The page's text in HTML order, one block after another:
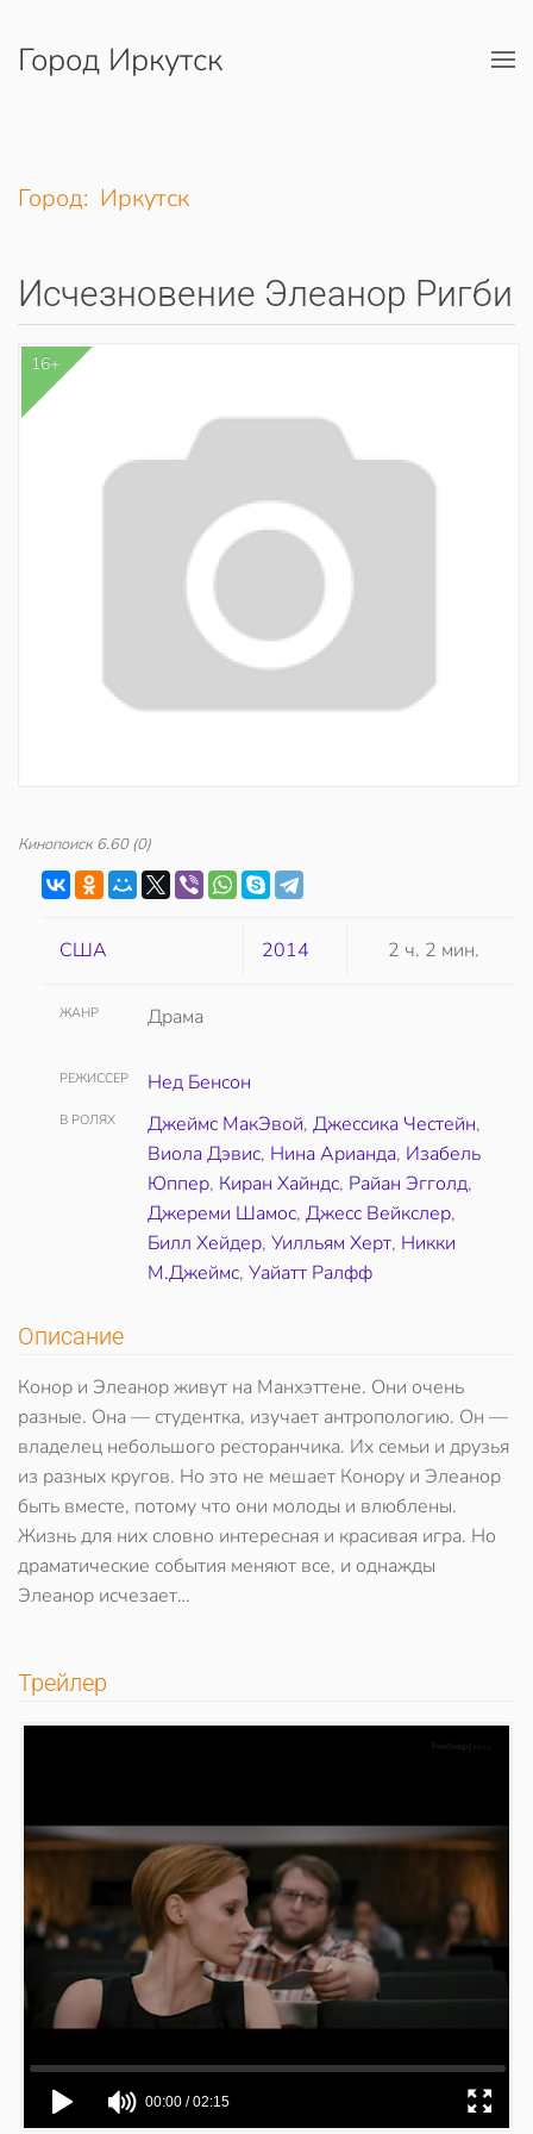
Перейти к содержимому
Город Иркутск
Город: Иркутск
Исчезновение Элеанор Ригби
16+
Кинопоиск 6.60(0)
США 2014 2 ч. 2 мин.
ЖАНР Драма
РЕЖИССЕР Нед Бенсон
В РОЛЯХ Джеймс МакЭвой, Джессика Честейн,
Виола Дэвис, Нина Арианда, Изабель
Юппер, Киран Хайндс, Райан Эгголд,
Джереми Шамос, Джесс Вейкслер,
Билл Хейдер, Уилльям Херт, Никки
М.Джеймс, Уайатт Ралфф
Описание
Конор и Элеанор живут на Манхэттене. Они очень
разные. Она — студентка, изучает антропологию. Он —
владелец небольшого ресторанчика. Их семьи и друзья
из разных кругов. Но это не мешает Конору и Элеанор
быть вместе, потому что они молоды и влюблены.
Жизнь для них словно интересная и красивая игра. Но
драматические события меняют все, и однажды
Элеанор исчезает…
Трейлер